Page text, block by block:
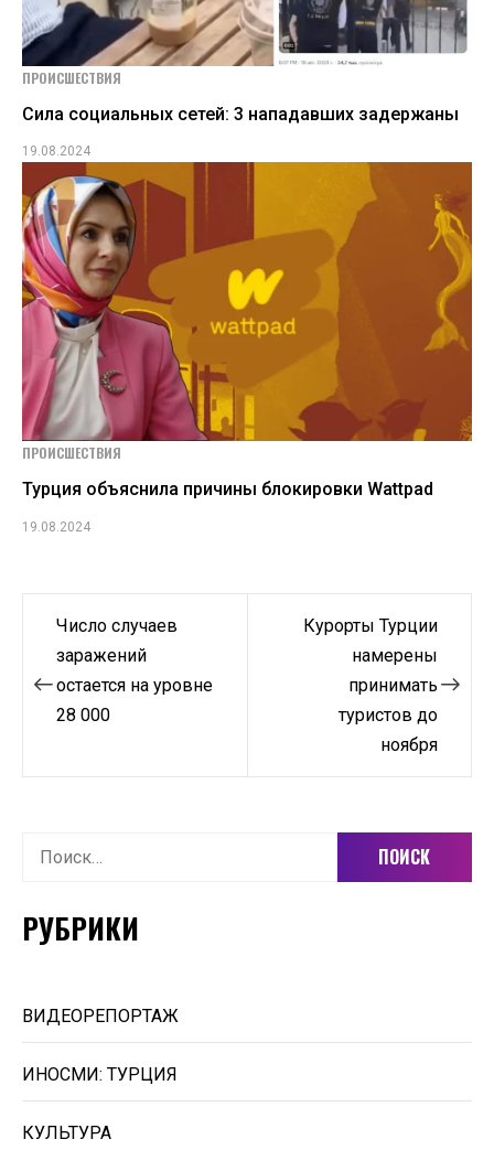
ПРОИСШЕСТВИЯ
Сила социальных сетей: 3 нападавших задержаны
19.08.2024
ПРОИСШЕСТВИЯ
Турция объяснила причины блокировки Wattpad
19.08.2024
Навигация
записям
Число случаев
заражений
остается на уровне
28 000
Курорты Турции
намерены
принимать
туристов до
ноября
Найти:
РУБРИКИ
ВИДЕОРЕПОРТАЖ
ИНОСМИ: ТУРЦИЯ
КУЛЬТУРА